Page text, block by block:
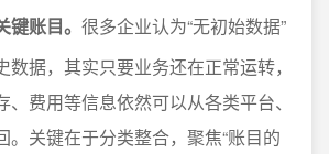
账目。 很多企业认为“无初始数据”
数据，其实只要业务还在正常运转，
费用等信息依然可以从各类平台、
。关键在于分类整合，聚焦“账目的